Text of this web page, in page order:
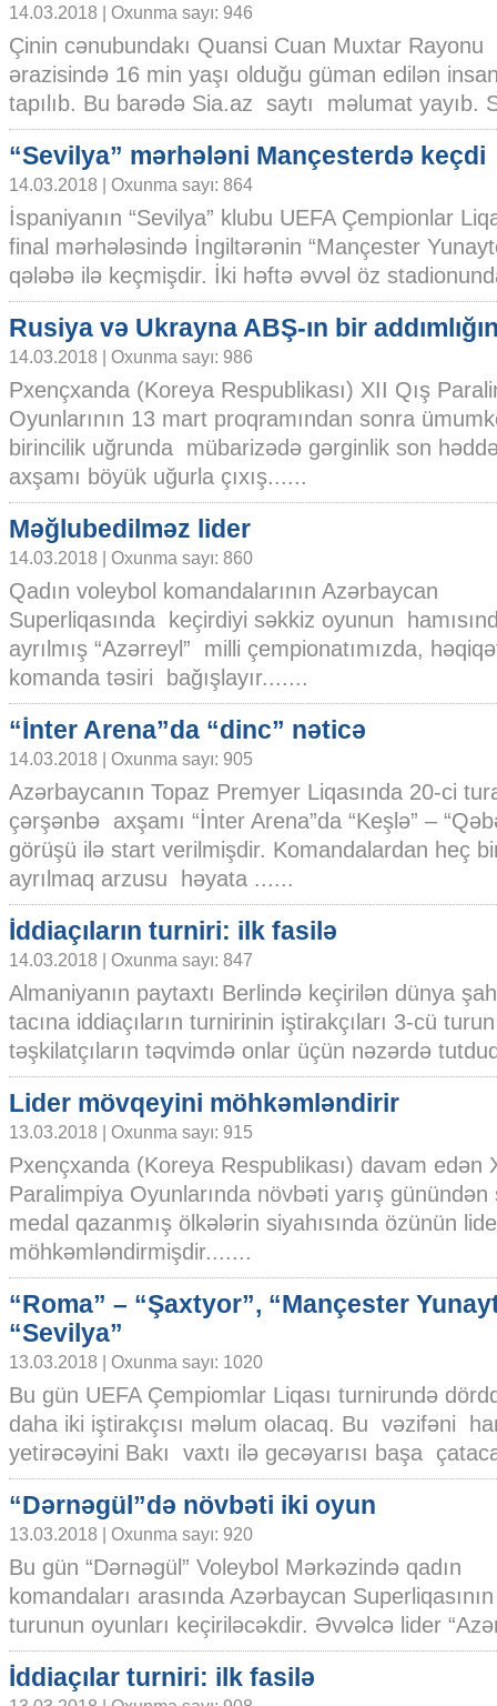
14.03.2018 | Oxunma sayı: 946
Çinin cənubundakı Quansi Cuan Muxtar Rayonu
ərazisində 16 min yaşı olduğu güman edilən
tapılıb. Bu barədə Sia.az saytı məlumat yayıb.
“Sevilya” mərhələni Mançesterdə keçdi
14.03.2018 | Oxunma sayı: 864
İspaniyanın “Sevilya” klubu UEFA Çempionlar
final mərhələsində İngiltərənin “Mançester
qələbə ilə keçmişdir. İki həftə əvvəl öz
Rusiya və Ukrayna ABŞ-ın bir
14.03.2018 | Oxunma sayı: 986
Pxençxanda (Koreya Respublikası) XII Qış
Oyunlarının 13 mart proqramından sonra
birincilik uğrunda mübarizədə gərginlik son
axşamı böyük uğurla çıxış......
Məğlubedilməz lider
14.03.2018 | Oxunma sayı: 860
Qadın voleybol komandalarının Azərbaycan
Superliqasında keçirdiyi səkkiz oyunun
ayrılmış “Azərreyl” milli çempionatımızda,
komanda təsiri bağışlayır.......
“İnter Arena”da “dinc” nəticə
14.03.2018 | Oxunma sayı: 905
Azərbaycanın Topaz Premyer Liqasında 20-ci
çərşənbə axşamı “İnter Arena”da “Keşlə” –
görüşü ilə start verilmişdir. Komandalardan heç
ayrılmaq arzusu həyata ......
İddiaçıların turniri: ilk fasilə
14.03.2018 | Oxunma sayı: 847
Almaniyanın paytaxtı Berlində keçirilən dünya
tacına iddiaçıların turnirinin iştirakçıları 3-cü
təşkilatçıların təqvimdə onlar üçün nəzərdə
Lider mövqeyini möhkəmləndirir
13.03.2018 | Oxunma sayı: 915
Pxençxanda (Koreya Respublikası) davam edən
Paralimpiya Oyunlarında növbəti yarış
medal qazanmış ölkələrin siyahısında özünün
möhkəmləndirmişdir.......
“Roma” – “Şaxtyor”, “Mançester
“Sevilya”
13.03.2018 | Oxunma sayı: 1020
Bu gün UEFA Çempiomlar Liqası turnirundə
daha iki iştirakçısı məlum olacaq. Bu vəzifəni
yetirəcəyini Bakı vaxtı ilə gecəyarısı başa
“Dərnəgül”də növbəti iki oyun
13.03.2018 | Oxunma sayı: 920
Bu gün “Dərnəgül” Voleybol Mərkəzində qadın
komandaları arasında Azərbaycan
turunun oyunları keçiriləcəkdir. Əvvəlcə lider
İddiaçılar turniri: ilk fasilə